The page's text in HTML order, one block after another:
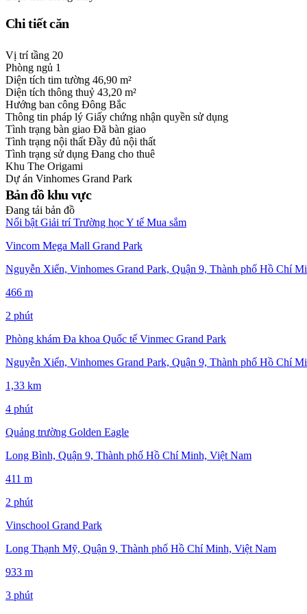
Chi tiết căn
Vị trí tầng 20
Phòng ngủ 1
Diện tích tim tường 46,90 m²
Diện tích thông thuỷ 43,20 m²
Hướng ban công Đông Bắc
Thông tin pháp lý Giấy chứng nhận quyền sử dụng
Tình trạng bàn giao Đã bàn giao
Tình trạng nội thất Đầy đủ nội thất
Tình trạng sử dụng Đang cho thuê
Khu The Origami
Dự án Vinhomes Grand Park
Bản đồ khu vực
Đang tải bản đồ
Nổi bật Giải trí Trường họcY tế Mua sắm
Vincom Mega Mall Grand Park
Nguyễn Xiển, Vinhomes Grand Park, Quận 9, Thành phố Hồ Chí
466 m
2 phút
Phòng khám Đa khoa Quốc tế Vinmec Grand Park
Nguyễn Xiển, Vinhomes Grand Park, Quận 9, Thành phố Hồ Chí
1,33 km
4 phút
Quảng trường Golden Eagle
Long Bình, Quận 9, Thành phố Hồ Chí Minh, Việt Nam
411 m
2 phút
Vinschool Grand Park
Long Thạnh Mỹ, Quận 9, Thành phố Hồ Chí Minh, Việt Nam
933 m
3 phút